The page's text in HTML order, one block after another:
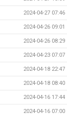
2024-04-27 07:46
2024-04-26 09:01
2024-04-26 08:29
2024-04-23 07:07
2024-04-18 22:47
2024-04-18 08:40
2024-04-16 17:44
2024-04-16 07:00